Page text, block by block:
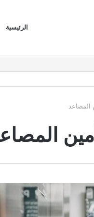
الرئيسية
البانورامية والزجاجية
المصاعد